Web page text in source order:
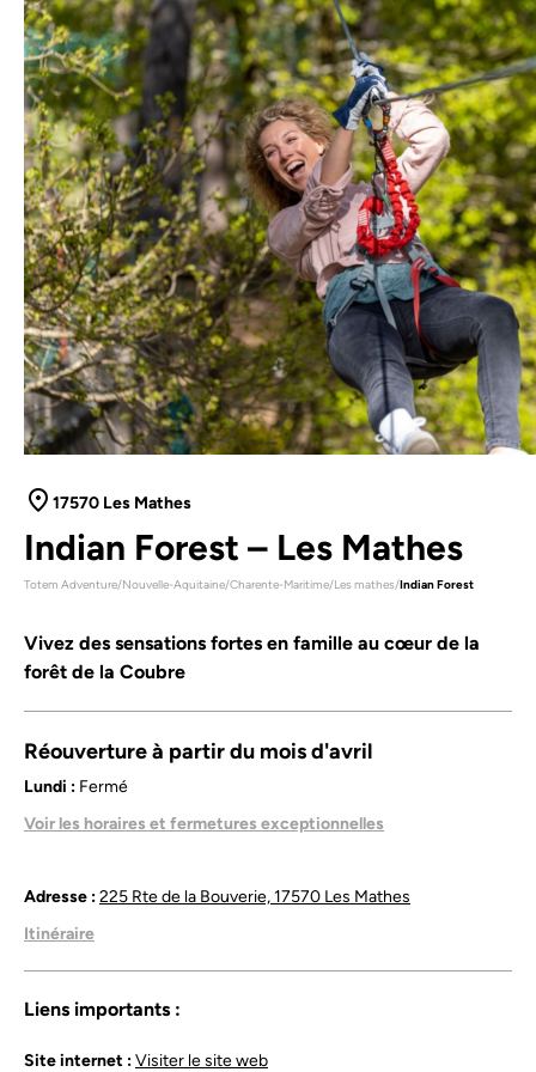
17570 Les Mathes
Indian Forest – Les Mathes
Totem Adventure/Nouvelle-Aquitaine/Charente-Maritime/Les mathes/Indian Forest
Vivez des sensations fortes en famille au cœur de la
forêt de la Coubre
Réouverture à partir du mois d'avril
Lundi : Fermé
Mercredi :13h30 - 19h00
Vendredi :13h30 - 19h00
Dimanche :
20h.
Vacances de Pâques : du mardi au dimanche, de 13h30 à 19h.
Voir les horaires et fermetures exceptionnelles
Adresse :225 Rte de la Bouverie, 17570 Les Mathes
Itinéraire
Liens importants :
Site internet :Visiter le site web